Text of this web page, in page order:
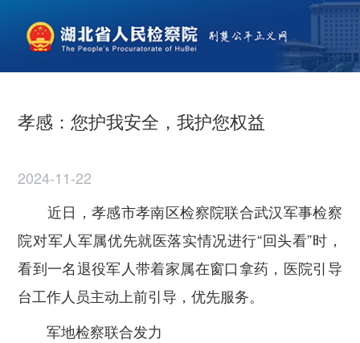
孝感：您护我安全，我护您权益
2024-11-22
近日，孝感市孝南区检察院联合武汉军事检察
院对军人军属优先就医落实情况进行“回头看”时，
看到一名退役军人带着家属在窗口拿药，医院引导
台工作人员主动上前引导，优先服务。
军地检察联合发力